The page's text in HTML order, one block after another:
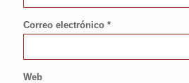
Correo electrónico *
Web